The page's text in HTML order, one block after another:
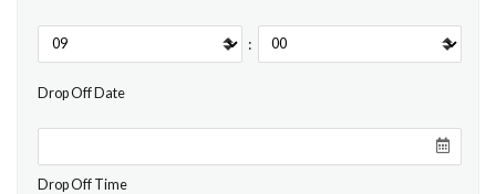
:
Drop Off Date
Drop Off Time